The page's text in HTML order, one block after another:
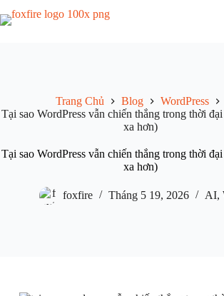
đến
Trang Chủ Blog
WordPress
Tại sao WordPress vẫn chiến thắng trong thời
xa hơn)
Tại sao WordPress vẫn chiến thắng trong thời
xa hơn)
foxfire Tháng 5 19, 2026 AI,